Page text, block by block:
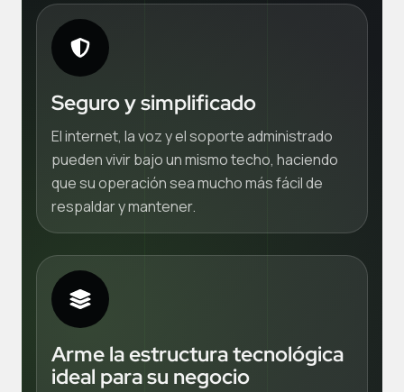
Seguro y simplificado
El internet, la voz y el soporte administrado
pueden vivir bajo un mismo techo, haciendo
que su operación sea mucho más fácil de
respaldar y mantener.
Arme la estructura tecnológica
ideal para su negocio